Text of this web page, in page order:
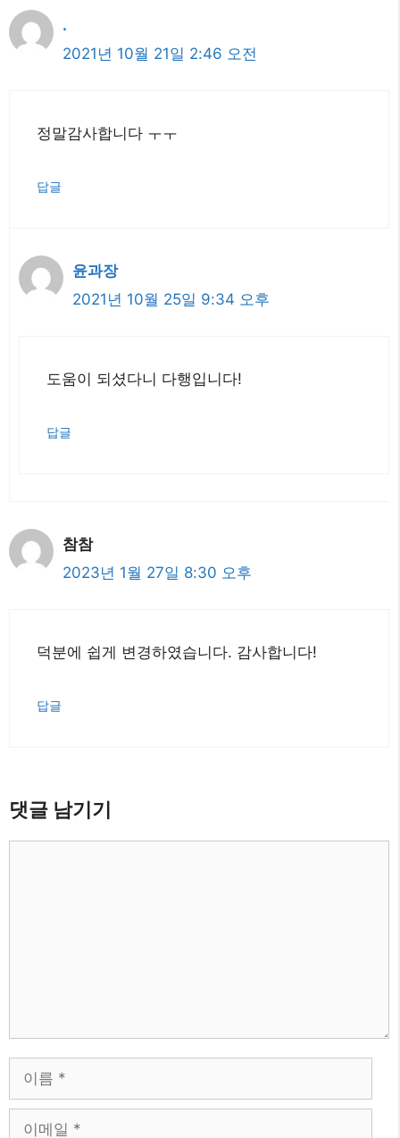
.
2021년 10월 21일 2:46 오전
정말감사합니다 ㅜㅜ
답글
윤과장
2021년 10월 25일 9:34 오후
도움이 되셨다니 다행입니다!
답글
참참
2023년 1월 27일 8:30 오후
덕분에 쉽게 변경하였습니다. 감사합니다!
답글
댓글 남기기
름